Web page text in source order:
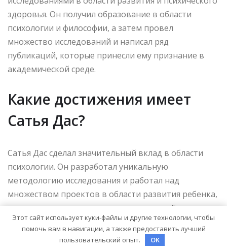
здоровья. Он получил образование в области
психологии и философии, а затем провел
множество исследований и написал ряд
публикаций, которые принесли ему признание в
академической среде.
Какие достижения имеет
Сатья Дас?
Сатья Дас сделал значительный вклад в области
психологии. Он разработал уникальную
методологию исследования и работал над
множеством проектов в области развития ребенка,
психотерапии и психического здоровья. Его
исследования и публикации помогли облегчить
страдания многим людям и повлияли на развитие
Этот сайт использует куки-файлы и другие технологии, чтобы
помочь вам в навигации, а также предоставить лучший
пользовательский опыт.
OK